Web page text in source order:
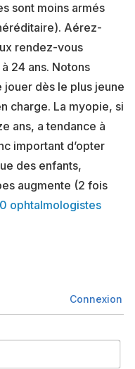
sont moins armés
Aérez-
rendez-vous
24 ans. Notons
dès le plus jeune
charge. La myopie, si
ans, a tendance à
important d’opter
des enfants,
augmente (2 fois
ophtalmologistes
Connexion